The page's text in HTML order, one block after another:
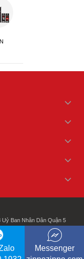
Ban Nhân Dân Quận 5
Minh
Messenger